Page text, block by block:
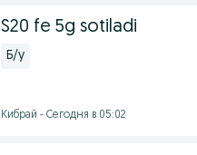
S20 fe 5g sotiladi
Б/у
Кибрай - Сегодня в 05:02